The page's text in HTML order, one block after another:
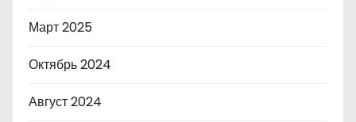
Март 2025
Октябрь 2024
Август 2024